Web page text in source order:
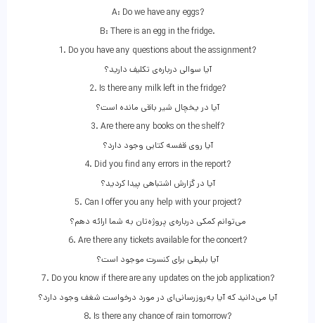
A: Do we have any eggs?
B: There is an egg in the fridge.
1. Do you have any questions about the assignment?
آیا سوالی درباره‌ی تکلیف دارید؟
2. Is there any milk left in the fridge?
آیا در یخچال شیر باقی مانده است؟
3. Are there any books on the shelf?
آیا روی قفسه کتابی وجود دارد؟
4. Did you find any errors in the report?
آیا در گزارش اشتباهی پیدا کردید؟
5. Can I offer you any help with your project?
می‌توانم کمکی درباره‌ی پروژه‌تان به شما ارائه دهم؟
6. Are there any tickets available for the concert?
آیا بلیطی برای کنسرت موجود است؟
7. Do you know if there are any updates on the job application?
آیا می‌دانید که آیا به‌روزرسانی‌ای در مورد درخواست شغف وجود دارد؟
8. Is there any chance of rain tomorrow?